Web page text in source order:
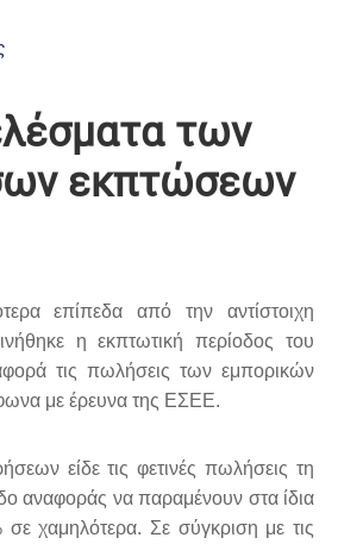
των
εκπτώσεων
επίπεδα από την αντίστοιχη
η εκπτωτική περίοδος του
τις πωλήσεις των εμπορικών
με έρευνα της ΕΣΕΕ.
είδε τις φετινές πωλήσεις τη
αναφοράς να παραμένουν στα ίδια
σε χαμηλότερα. Σε σύγκριση με τις